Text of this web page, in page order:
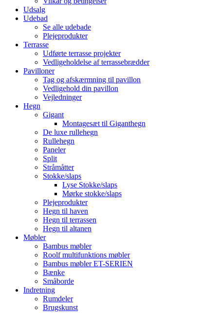
Udsalg
Udebad
Se alle udebade
Plejeprodukter
Terrasse
Udførte terrasse projekter
Vedligeholdelse af terrassebrædder
Pavilloner
Tag og afskærmning til pavillon
Vedligehold din pavillon
Vejledninger
Hegn
Gigant
Montagesæt til Giganthegn
De luxe rullehegn
Rullehegn
Paneler
Split
Stråmåtter
Stokke/slaps
Lyse Stokke/slaps
Mørke stokke/slaps
Plejeprodukter
Hegn til haven
Hegn til terrassen
Hegn til altanen
Møbler
Bambus møbler
Roolf multifunktions møbler
Bambus møbler ET-SERIEN
Bænke
Småborde
Indretning
Rumdeler
Brugskunst